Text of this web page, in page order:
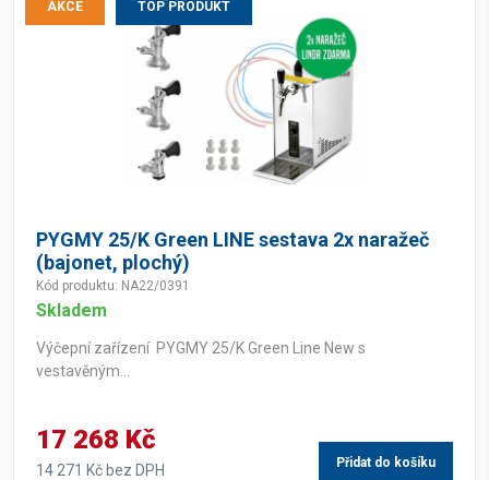
AKCE TOP PRODUKT
PYGMY 25/K Green LINE sestava 2x naražeč
(bajonet, plochý)
Kód produktu: NA22/0391
Skladem
Výčepní zařízení PYGMY 25/K Green Line New s
vestavěným...
17 268 Kč
14 271 Kč bez DPH Přidat do košíku